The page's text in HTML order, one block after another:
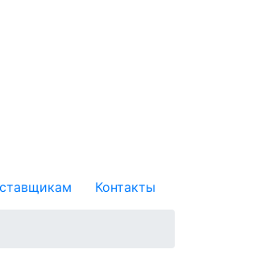
Контакты